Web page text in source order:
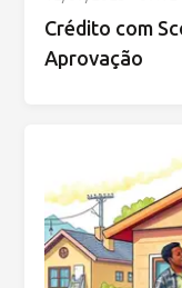
Crédito com
Aprovação